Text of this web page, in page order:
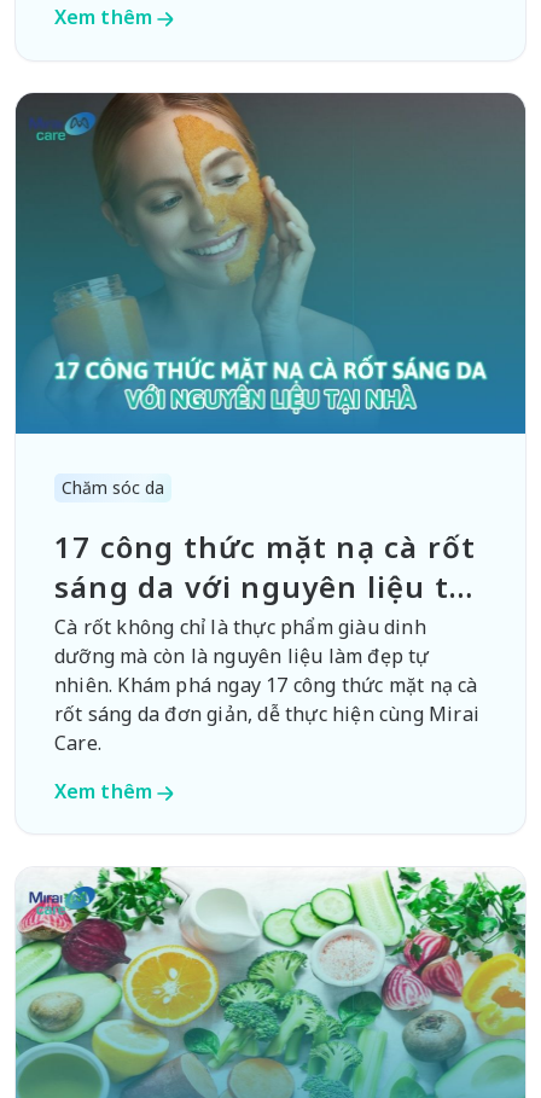
Xem thêm
Chăm sóc da
17 công thức mặt nạ cà rốt
sáng da với nguyên liệu tại
nhà
Cà rốt không chỉ là thực phẩm giàu dinh
dưỡng mà còn là nguyên liệu làm đẹp tự
nhiên. Khám phá ngay 17 công thức mặt nạ cà
rốt sáng da đơn giản, dễ thực hiện cùng Mirai
Care.
Xem thêm